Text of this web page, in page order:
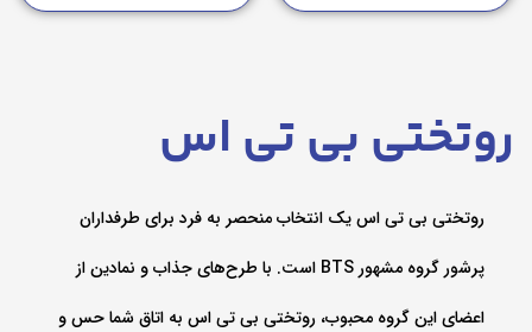
روتختی بی تی اس
روتختی بی تی اس یک انتخاب منحصر به فرد برای طرفداران
پرشور گروه مشهور BTS است. با طرح‌های جذاب و نمادین از
اعضای این گروه محبوب، روتختی بی تی اس به اتاق شما حس و